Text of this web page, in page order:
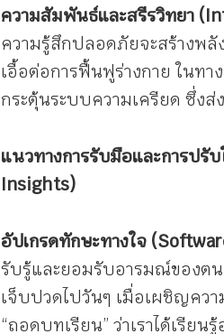
ความสัมพันธ์และสรีรวิทยา
ความรู้สึกปลอดภัยจะสร้างพลั
เอื้อต่อการฟื้นฟูร่างกาย ในท
กระตุ้นระบบความเครียด ซึ่งส่
แนวทางการรับมือและการปรั
Insights)
อัปเกรดทักษะทางใจ
รับรู้และยอมรับอารมณ์ของตน
เจ็บปวดไปวันๆ เมื่อเผชิญคว
“ถอดบทเรียน” ว่าเราได้เรีย